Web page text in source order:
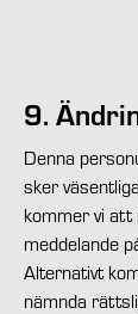
9.
Denna
sker
kommer vi
meddelande
Alternativt
nämnda